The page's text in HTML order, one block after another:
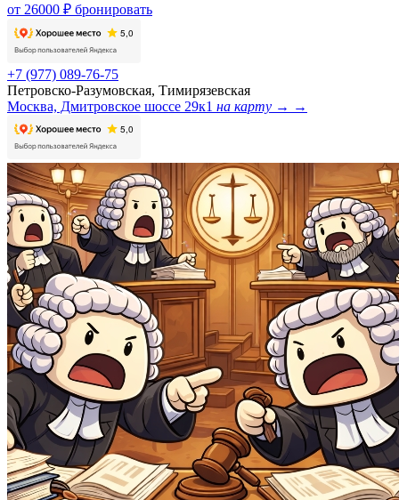
от 26000 ₽ бронировать
+7 (977) 089-76-75
Петровско-Разумовская, Тимирязевская
Москва, Дмитровское шоссе 29к1 на карту → →